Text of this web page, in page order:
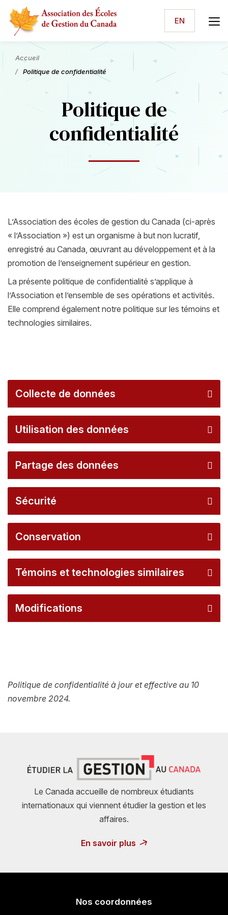
EN
Accueil
Politique de confidentialité
Politique de
confidentialité
L’Association des écoles de gestion du Canada (ci-après
« l’Association ») est un organisme à but non lucratif,
enregistré au Canada, œuvrant au développement et à la
promotion de l’enseignement supérieur en gestion.
La présente politique de confidentialité s’applique à
l’Association et l’ensemble de ses opérations et activités.
Elle comprend également notre politique sur les témoins et
technologies similaires.
Collecte de données
Utilisation des données
Partage des données
Sécurité
Conservation
Témoins et technologies similaires
Modifications
Politique de confidentialité à jour et effective au 10
novembre 2024.
Le Canada accueille de nombreux étudiants
internationaux qui viennent étudier la gestion et les
affaires.
En savoir plus
Nos coordonnées